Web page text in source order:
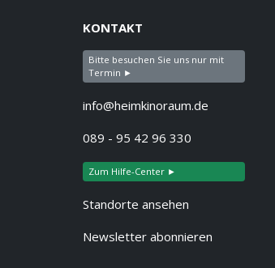
KONTAKT
Bitte besuchen Sie uns nur mit
Termin ►
info@heimkinoraum.de
089 - 95 42 96 330
Zum Hilfe-Center ►
Standorte ansehen
Newsletter abonnieren